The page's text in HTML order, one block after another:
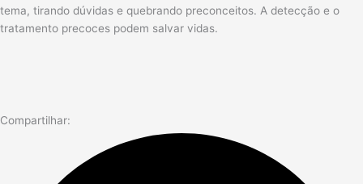
tema, tirando dúvidas e quebrando preconceitos. A detecção e o
tratamento precoces podem salvar vidas.
Compartilhar: